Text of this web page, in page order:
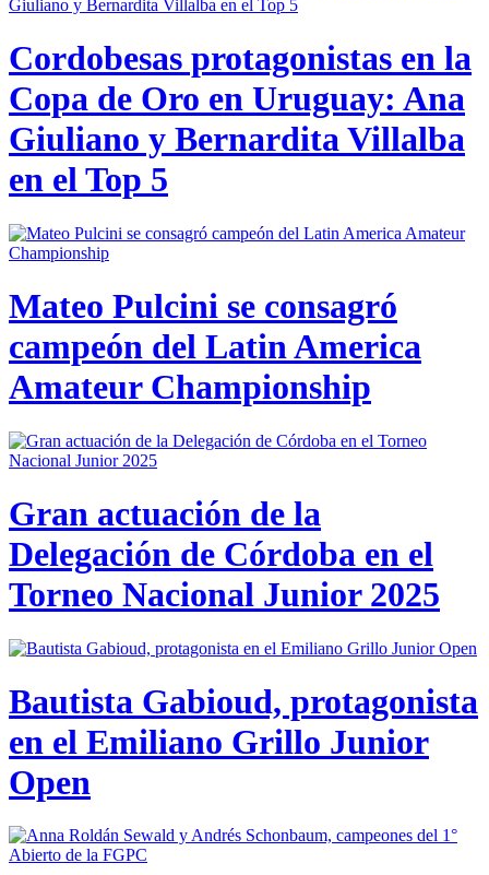
Cordobesas protagonistas en la
Copa de Oro en Uruguay: Ana
Giuliano y Bernardita Villalba
en el Top 5
Mateo Pulcini se consagró
campeón del Latin America
Amateur Championship
Gran actuación de la
Delegación de Córdoba en el
Torneo Nacional Junior 2025
Bautista Gabioud, protagonista
en el Emiliano Grillo Junior
Open